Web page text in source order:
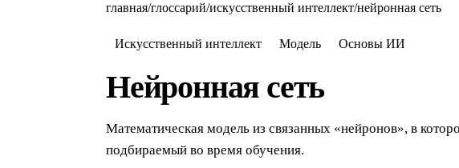
главная/глоссарий/искусственный интеллект/нейронная сеть
Искусственный интеллект Модель Основы ИИ
Нейронная сеть
Математическая модель из связанных «нейронов», в
подбираемый во время обучения.